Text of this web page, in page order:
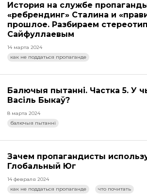
История на службе
«ребрендинг» Сталина и
прошлое. Разбираем
Сайфуллаевым
14 марта 2024
как не поддаться пропаганде
Балючыя пытанні. Частка 5. У
Васіль Быкаў?
8 марта 2024
балючыя пытанні
Зачем пропагандисты
Глобальный Юг
14 февраля 2024
как не поддаться пропаганде
что почитать